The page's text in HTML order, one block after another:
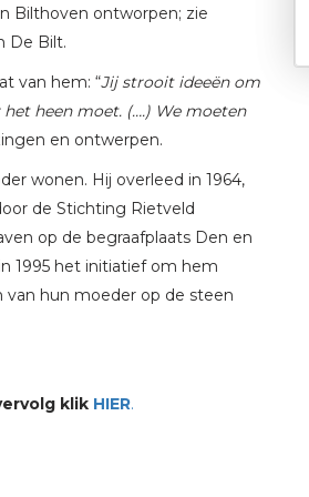
Bilthoven ontworpen; zie
De Bilt.
van hem: “Jij strooit ideeën om
heen moet. (….) We moeten
en ontwerpen.
wonen. Hij overleed in 1964,
de Stichting Rietveld
op de begraafplaats Den en
1995 het initiatief om hem
van hun moeder op de steen
klik HIER.